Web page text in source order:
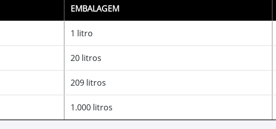
O Plus-50™ II (API CK-4) é
de trocas em seu
motores de alta temperatura.
depósitos, corrosão e
tecnologia com baixo teor de
custos de manutenção e o
motores Plus-50™ II traz ao
comuns do mercado.